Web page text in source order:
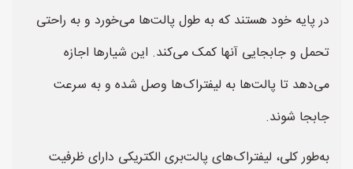
در پایه خود هستند که به طول پالت‌ها می‌خورد و به راحتی
تحمل و جابجایی آنها کمک می‌کند. این شیارها اجازه
می‌دهد تا پالت‌ها به لیفتراک‌ها وصل شده و به سرعت
جابجا شوند.
به‌طور کلی، لیفتراک‌های پالت‌بری الکتریکی دارای ظرفیت